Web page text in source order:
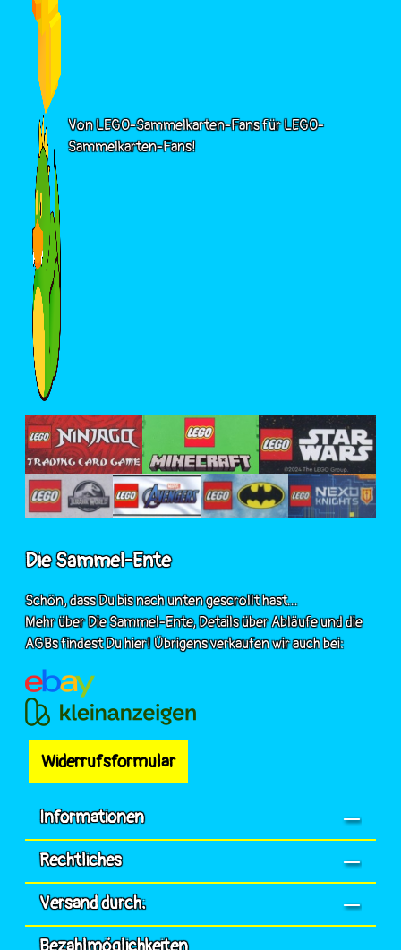
Von LEGO-Sammelkarten-Fans für LEGO-
Sammelkarten-Fans!
Die Sammel-Ente
Schön, dass Du bis nach unten gescrollt hast...
Mehr über Die Sammel-Ente, Details über Abläufe und die
AGBs findest Du hier! Übrigens verkaufen wir auch bei:
Widerrufsformular
Informationen
Rechtliches
Versand durch: